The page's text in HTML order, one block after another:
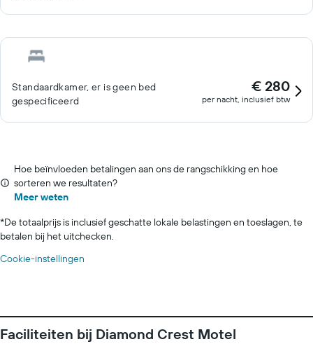
Standaardkamer, er is geen bed
gespecificeerd
€ 280
per nacht, inclusief btw
Hoe beïnvloeden betalingen aan ons de rangschikking en hoe
sorteren we resultaten?
Meer weten
*De totaalprijs is inclusief geschatte lokale belastingen en toeslagen, te
betalen bij het uitchecken.
Cookie-instellingen
Faciliteiten bij Diamond Crest Motel